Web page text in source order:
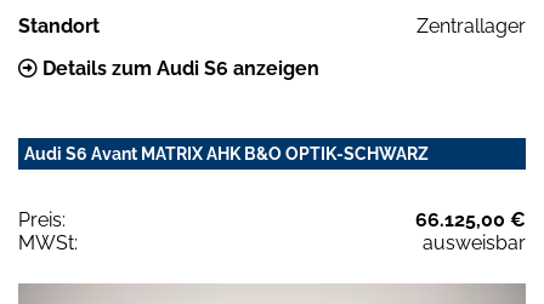
Standort
Zentrallager
Details zum Audi S6 anzeigen
Audi S6 Avant MATRIX AHK B&O OPTIK-SCHWARZ
Preis:
66.125,00 €
MWSt:
ausweisbar